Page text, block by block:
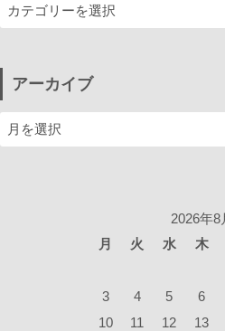
アーカイブ
2026年8
月
火 水 木
3
4 5 6
10
11 12 13